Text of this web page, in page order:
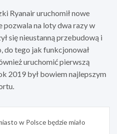
Ryanair uruchomił nowe
pozwala na loty dwa razy w
się nieustanną przebudową i
tego jak funkcjonował
uruchomić pierwszą
2019 był bowiem najlepszym
w Polsce będzie miało